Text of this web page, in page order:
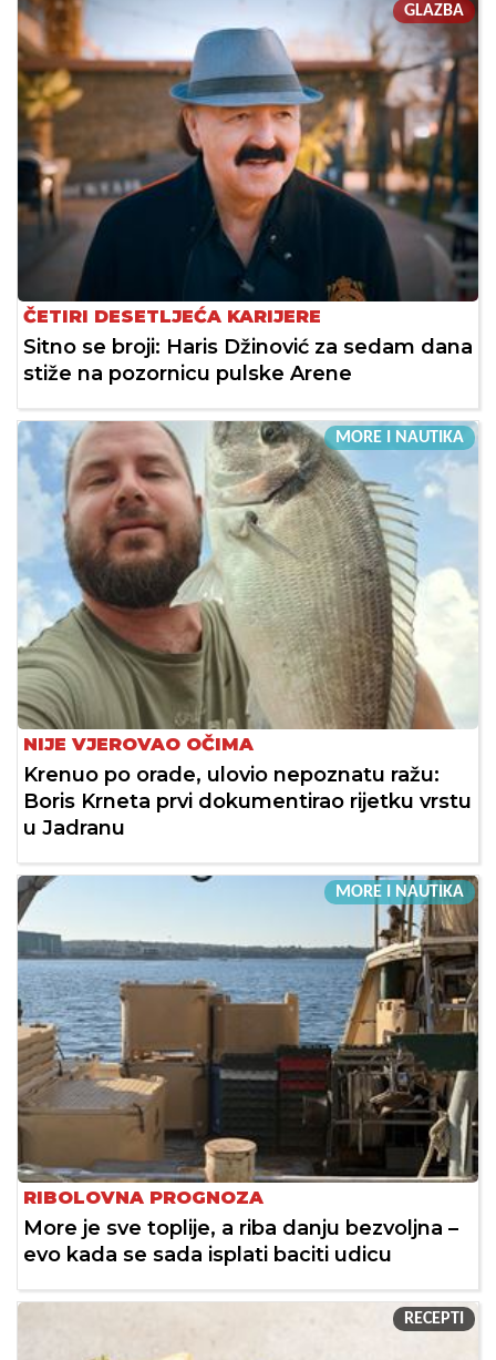
GLAZBA
ČETIRI DESETLJEĆA KARIJERE
Sitno se broji: Haris Džinović za sedam dana
stiže na pozornicu pulske Arene
MORE I NAUTIKA
NIJE VJEROVAO OČIMA
Krenuo po orade, ulovio nepoznatu ražu:
Boris Krneta prvi dokumentirao rijetku vrstu
u Jadranu
MORE I NAUTIKA
RIBOLOVNA PROGNOZA
More je sve toplije, a riba danju bezvoljna –
evo kada se sada isplati baciti udicu
RECEPTI